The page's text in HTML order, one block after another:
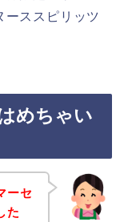
ーススピリッツ
めちゃい
ーセ
た